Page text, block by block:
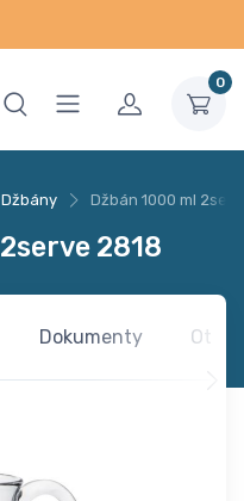
0
Džbány Džbán 1000 ml
2818
Dokumenty